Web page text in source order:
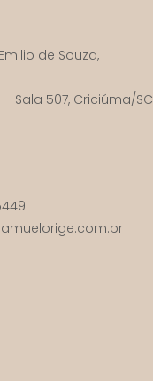
de Souza,
Sala 507, Criciúma/SC